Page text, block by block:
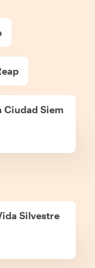
Ciudad Siem
Silvestre